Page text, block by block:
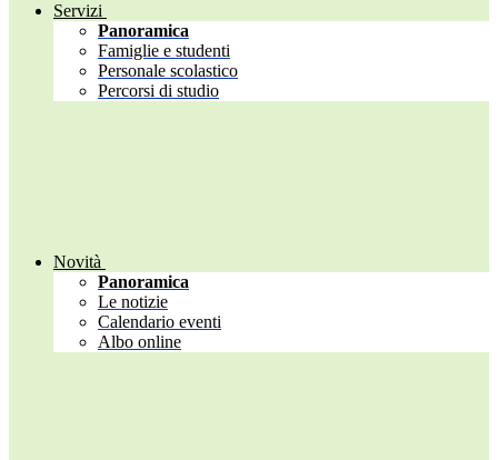
Servizi
Panoramica
Famiglie e studenti
Personale scolastico
Percorsi di studio
Novità
Panoramica
Le notizie
Calendario eventi
Albo online